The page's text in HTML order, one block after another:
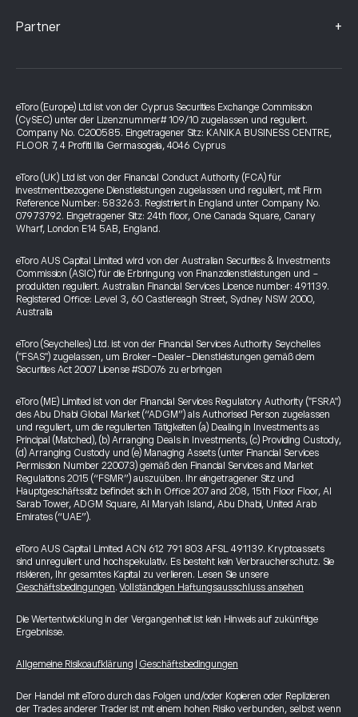
Partner +
eToro (Europe) Ltd ist von der Cyprus Securities Exchange Commission
(CySEC) unter der Lizenznummer# 109/10 zugelassen und reguliert.
Company No. C200585. Eingetragener Sitz: KANIKA BUSINESS CENTRE,
FLOOR 7, 4 Profiti Ilia Germasogeia, 4046 Cyprus
eToro (UK) Ltd ist von der Financial Conduct Authority (FCA) für
investmentbezogene Dienstleistungen zugelassen und reguliert, mit Firm
Reference Number: 583263. Registriert in England unter Company No.
07973792. Eingetragener Sitz: 24th floor, One Canada Square, Canary
Wharf, London E14 5AB, England.
eToro AUS Capital Limited wird von der Australian Securities & Investments
Commission (ASIC) für die Erbringung von Finanzdienstleistungen und -
produkten reguliert. Australian Financial Services Licence number: 491139.
Registered Office: Level 3, 60 Castlereagh Street, Sydney NSW 2000,
Australia
eToro (Seychelles) Ltd. ist von der Financial Services Authority Seychelles
("FSAS") zugelassen, um Broker-Dealer-Dienstleistungen gemäß dem
Securities Act 2007 License #SD076 zu erbringen
eToro (ME) Limited ist von der Financial Services Regulatory Authority ("FSRA")
des Abu Dhabi Global Market (“ADGM”) als Authorised Person zugelassen
und reguliert, um die regulierten Tätigkeiten (a) Dealing in Investments as
Principal (Matched), (b) Arranging Deals in Investments, (c) Providing Custody,
(d) Arranging Custody und (e) Managing Assets (unter Financial Services
Permission Number 220073) gemäß den Financial Services and Market
Regulations 2015 (“FSMR”) auszuüben. Ihr eingetragener Sitz und
Hauptgeschäftssitz befindet sich in Office 207 and 208, 15th Floor Floor, Al
Sarab Tower, ADGM Square, Al Maryah Island, Abu Dhabi, United Arab
Emirates (“UAE”).
eToro AUS Capital Limited ACN 612 791 803 AFSL 491139. Kryptoassets
sind unreguliert und hochspekulativ. Es besteht kein Verbraucherschutz. Sie
riskieren, Ihr gesamtes Kapital zu verlieren. Lesen Sie unsere
Geschäftsbedingungen.Vollständigen Haftungsausschluss ansehen
Die Wertentwicklung in der Vergangenheit ist kein Hinweis auf zukünftige
Ergebnisse.
Allgemeine Risikoaufklärung Geschäftsbedingungen
Der Handel mit eToro durch das Folgen und/oder Kopieren oder Replizieren
der Trades anderer Trader ist mit einem hohen Risiko verbunden, selbst wenn